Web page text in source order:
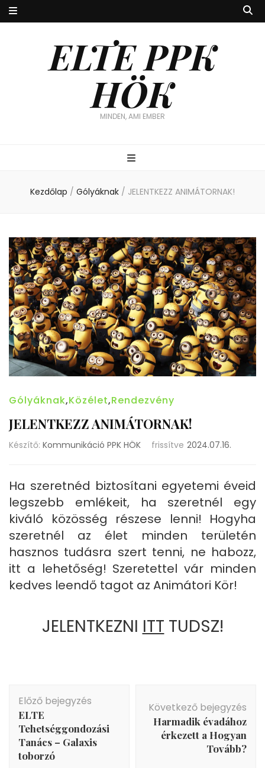
ELTE PPK
HÖK
MINDEN, AMI EMBER
Kezdőlap / Gólyáknak / JELENTKEZZ ANIMÁTORNAK!
Gólyáknak,Közélet,Rendezvény
JELENTKEZZ ANIMÁTORNAK!
Készítő: Kommunikáció PPK HÖK frissítve 2024.07.16.
Ha szeretnéd biztosítani egyetemi éveid
legszebb emlékeit, ha szeretnél egy
kiváló közösség részese lenni! Hogyha
szeretnél az élet minden területén
hasznos tudásra szert tenni, ne habozz,
itt a lehetőség! Szeretettel vár minden
kedves leendő tagot az Animátori Kör!
JELENTKEZNI ITT TUDSZ!
Bejegyzés
navigáció
Előző bejegyzés
ELTE
Tehetséggondozási
Tanács – Galaxis
toborzó
Következő bejegyzés
Harmadik évadához
érkezett a Hogyan
Tovább?